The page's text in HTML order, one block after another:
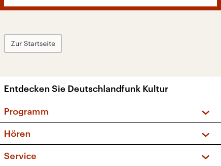
Zur Startseite
Entdecken Sie Deutschlandfunk Kultur
Programm
Sendungen und Podcasts
Musikliste
Hören
Service